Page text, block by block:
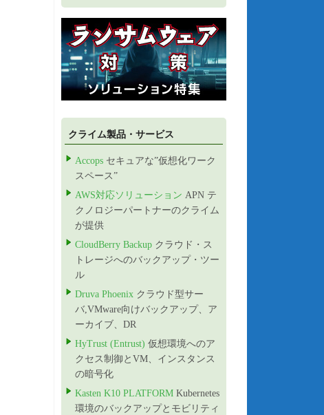
クライム製品・サービス
Accops セキュアな”仮想化ワーク
スペース”
AWS対応ソリューション APN テ
クノロジーパートナーのクライム
が提供
CloudBerry Backup クラウド・ス
トレージへのバックアップ・ツー
ル
Druva Phoenix クラウド型サー
バ,VMware向けバックアップ、ア
ーカイブ、DR
HyTrust (Entrust) 仮想環境へのア
クセス制御とVM、インスタンス
の暗号化
Kasten K10 PLATFORM Kubernetes
環境のバックアップとモビリティ